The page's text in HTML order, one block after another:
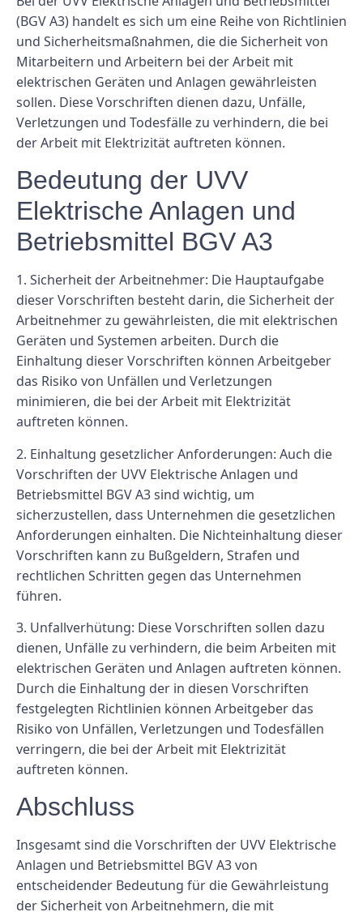
(BGV A3) handelt es sich um eine Reihe von Richtlinien
und Sicherheitsmaßnahmen, die die Sicherheit von
Mitarbeitern und Arbeitern bei der Arbeit mit
elektrischen Geräten und Anlagen gewährleisten
sollen. Diese Vorschriften dienen dazu, Unfälle,
Verletzungen und Todesfälle zu verhindern, die bei
der Arbeit mit Elektrizität auftreten können.
Bedeutung der UVV
Elektrische Anlagen und
Betriebsmittel BGV A3
1. Sicherheit der Arbeitnehmer: Die Hauptaufgabe
dieser Vorschriften besteht darin, die Sicherheit der
Arbeitnehmer zu gewährleisten, die mit elektrischen
Geräten und Systemen arbeiten. Durch die
Einhaltung dieser Vorschriften können Arbeitgeber
das Risiko von Unfällen und Verletzungen
minimieren, die bei der Arbeit mit Elektrizität
auftreten können.
2. Einhaltung gesetzlicher Anforderungen: Auch die
Vorschriften der UVV Elektrische Anlagen und
Betriebsmittel BGV A3 sind wichtig, um
sicherzustellen, dass Unternehmen die gesetzlichen
Anforderungen einhalten. Die Nichteinhaltung dieser
Vorschriften kann zu Bußgeldern, Strafen und
rechtlichen Schritten gegen das Unternehmen
führen.
3. Unfallverhütung: Diese Vorschriften sollen dazu
dienen, Unfälle zu verhindern, die beim Arbeiten mit
elektrischen Geräten und Anlagen auftreten können.
Durch die Einhaltung der in diesen Vorschriften
festgelegten Richtlinien können Arbeitgeber das
Risiko von Unfällen, Verletzungen und Todesfällen
verringern, die bei der Arbeit mit Elektrizität
auftreten können.
Abschluss
Insgesamt sind die Vorschriften der UVV Elektrische
Anlagen und Betriebsmittel BGV A3 von
entscheidender Bedeutung für die Gewährleistung
der Sicherheit von Arbeitnehmern, die mit